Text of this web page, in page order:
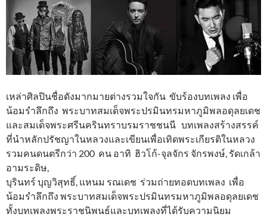
เหล่าศิลปินชื่อดังมากมายต่างรวมใจกัน ขับร้องบทเพลง เพื่อ
น้อมรำลึกถึง พระบาทสมเด็จพระปรมินทรมหาภูมิพลอดุลยเดช
และสมเด็จพระศรีนครินทราบรมราชชนนี บทเพลงสร้างสรรค์
ที่นำหลักปรัชญาในหลวงและเขียนเพื่อเทิดพระเกียรติในหลวง
รวมคนดนตรีกว่า 200 คน อาทิ ฮิวโก้-จุลจักร จักรพงษ์, รัดเกล้า
อามระดิษ,
บุรินทร์ บุญวิสุทธิ์, แหนม รณเดช ร่วมถ่ายทอดบทเพลง เพื่อ
น้อมรำลึกถึง พระบาทสมเด็จพระปรมินทรมหาภูมิพลอดุลยเดช
ทั้งบทเพลงพระราชนิพนธ์และบทเพลงที่ได้รับความนิยม